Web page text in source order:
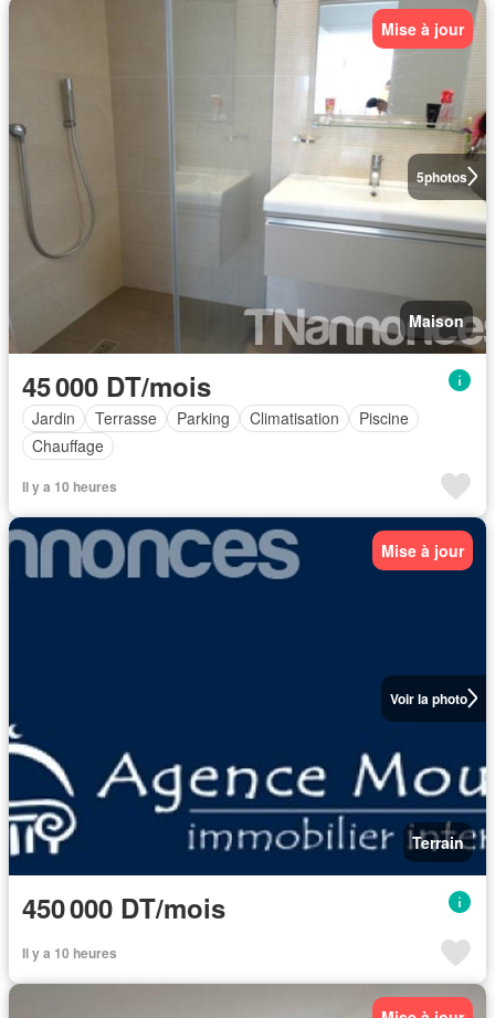
5photos
Mise à jour
Maison
45 000 DT/mois
Jardin Terrasse Parking Climatisation
Piscine
Chauffage
Il y a 10 heures
Voir la photo
Mise à jour
Terrain
450 000 DT/mois
Il y a 10 heures